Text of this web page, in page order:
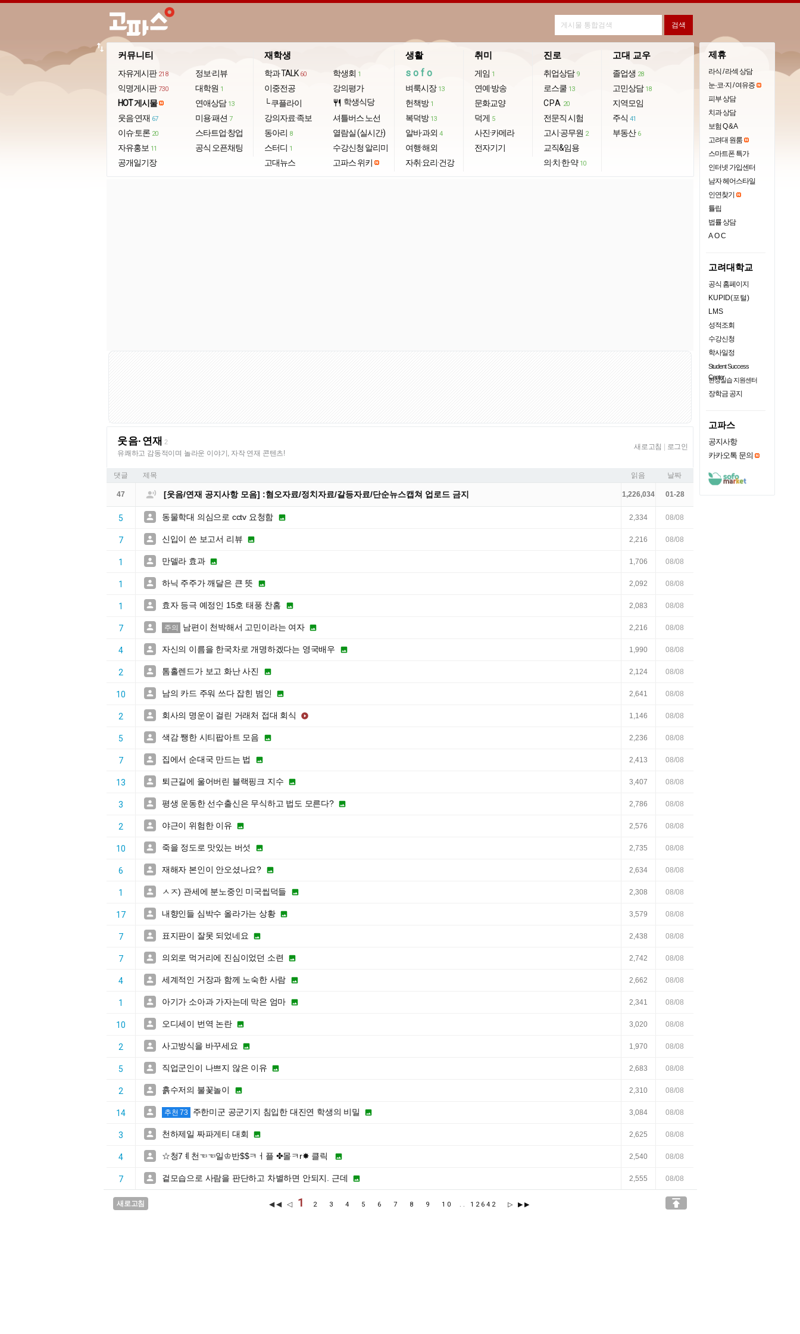
커뮤니티
자유게시판 218
익명게시판 730
HOT 게시물
웃음·연재 67
이슈·토론 20
자유홍보 11
공개일기장
정보·리뷰
대학원 1
연애상담 13
미용·패션 7
스타트업·창업
공식 오픈채팅
재학생
학과 TALK 60
이중전공
└ 쿠플라이
강의자료·족보
동아리 8
스터디 1
고대뉴스
학생회 1
강의평가
restaurant 학생식당
셔틀버스 노선
열람실 (실시간)
수강신청 알리미
고파스 위키
생활
sofo
벼룩시장 13
헌책방 1
복덕방 13
알바·과외 4
여행·해외
자취·요리·건강
취미
게임 1
연예·방송
문화교양
덕게 5
사진·카메라
전자기기
진로
취업상담 9
로스쿨 13
CPA 20
전문직 시험
고시·공무원 2
교직&임용
의·치·한·약 10
고대 교우
졸업생 28
고민상담 18
지역모임
주식 41
부동산 6
import_export
웃음·연재 2
유쾌하고 감동적이며 놀라운 이야기, 자작 연재 콘텐츠!
새로고침 로그인
댓글 제목 읽음 날짜
47  [웃음/연재 공지사항 모음] :혐오자료/정치자료/갈등자료/단순뉴스캡쳐 업로드 금지 1,226,034 01-28
5  동물학대 의심으로 cctv 요청함  2,334 08/08
7  신입이 쓴 보고서 리뷰  2,216 08/08
1  만델라 효과  1,706 08/08
1  하닉 주주가 깨달은 큰 뜻  2,092 08/08
1  효자 등극 예정인 15호 태풍 찬홈  2,083 08/08
7  주의 남편이 천박해서 고민이라는 여자  2,216 08/08
4  자신의 이름을 한국차로 개명하겠다는 영국배우  1,990 08/08
2  톰홀렌드가 보고 화난 사진  2,124 08/08
10  남의 카드 주워 쓰다 잡힌 범인  2,641 08/08
2  회사의 명운이 걸린 거래처 접대 회식  1,146 08/08
5  색감 쨍한 시티팝아트 모음  2,236 08/08
7  집에서 순대국 만드는 법  2,413 08/08
13  퇴근길에 울어버린 블랙핑크 지수  3,407 08/08
3  평생 운동한 선수출신은 무식하고 법도 모른다?  2,786 08/08
2  야근이 위험한 이유  2,576 08/08
10  죽을 정도로 맛있는 버섯  2,735 08/08
6  재해자 본인이 안오셨나요?  2,634 08/08
1  ㅅㅈ) 관세에 분노중인 미국씹덕들  2,308 08/08
17  내향인들 심박수 올라가는 상황  3,579 08/08
7  표지판이 잘못 되었네요  2,438 08/08
7  의외로 먹거리에 진심이었던 소련  2,742 08/08
4  세계적인 거장과 함께 노숙한 사람  2,662 08/08
1  아기가 소아과 가자는데 막은 엄마  2,341 08/08
10  오디세이 번역 논란  3,020 08/08
2  사고방식을 바꾸세요  1,970 08/08
5  직업군인이 나쁘지 않은 이유  2,683 08/08
2  흙수저의 불꽃놀이  2,310 08/08
14  추천 73 주한미군 공군기지 침입한 대진연 학생의 비밀  3,084 08/08
3  천하제일 짜파게티 대회  2,625 08/08
4  ☆청7ㅖ천☜☜일♔반$$ㅋㅓ플 ✤몰ㅋr✸ 클릭  2,540 08/08
7  겉모습으로 사람을 판단하고 차별하면 안되지. 근데  2,555 08/08
새로고침 ◀◀ ◁ 1 2 3 4 5 6 7 8 9 10 .. 12642 ▷ ▶▶ 
제휴
라식 / 라섹 상담
눈·코·지 / 여유증
피부 상담
치과 상담
보험 Q & A
고려대 원룸
스마트폰 특가
인터넷 가입센터
남자 헤어스타일
인연찾기
튤립
법률 상담
AOC
고려대학교
공식 홈페이지
KUPID(포털)
LMS
성적조회
수강신청
학사일정
Student Success
Center
현장실습 지원센터
장학금 공지
고파스
공지사항
카카오톡 문의